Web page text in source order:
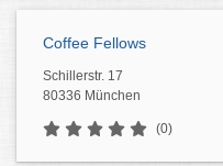
Coffee Fellows
Schillerstr. 17
80336 München
(0)